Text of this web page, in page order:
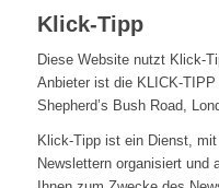
Klick-Tipp
Diese Website nutzt Klick-
Anbieter ist die KLICK-
Shepherd’s Bush Road,
Klick-Tipp ist ein Dienst,
Newslettern organisiert und